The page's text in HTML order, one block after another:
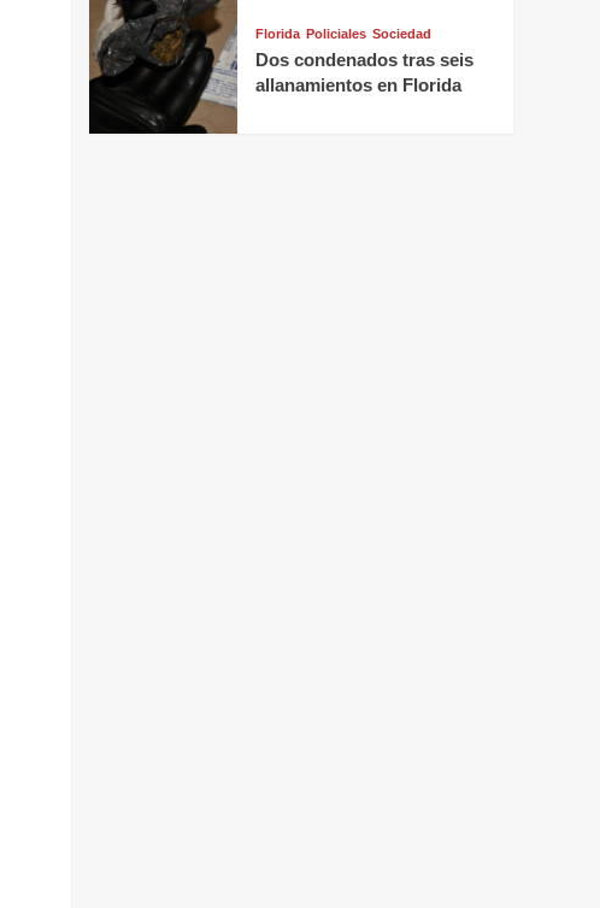
Florida Policiales Sociedad
Dos condenados tras seis
allanamientos en Florida